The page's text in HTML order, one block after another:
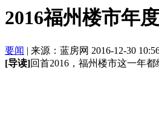
2016福州楼市年
要闻 | 来源：蓝房网 2016-12-30
[导读]回首2016，福州楼市这一年